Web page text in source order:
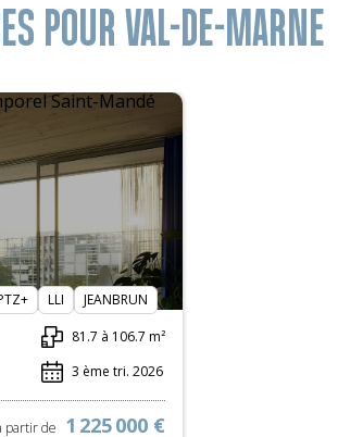
POUR VAL-DE-MARNE
LLI JEANBRUN
81.7 à 106.7 m²
3 ème tri. 2026
partir de 1 225 000 €